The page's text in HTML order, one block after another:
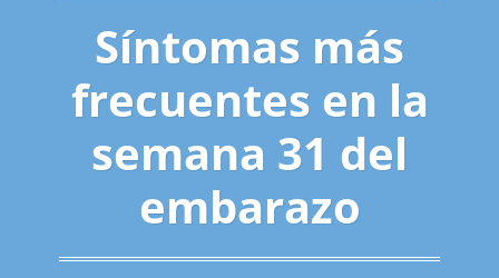
Síntomas más
frecuentes en la
semana 31 del
embarazo